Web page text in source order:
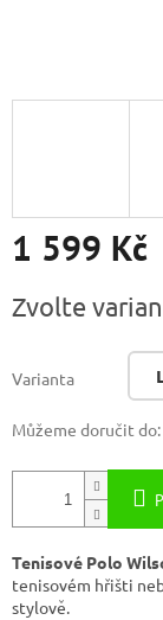
1 599 Kč
cena:
Zvolte
Varianta
Můžeme doručit do:
Tenisové Polo
tenisovém hřišti
stylově.